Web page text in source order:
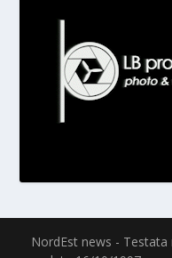
NordEst news -